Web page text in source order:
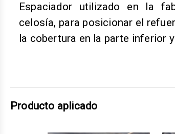
Espaciador utilizado en la
celosía, para posicionar el
la cobertura en la parte inferior
Producto aplicado